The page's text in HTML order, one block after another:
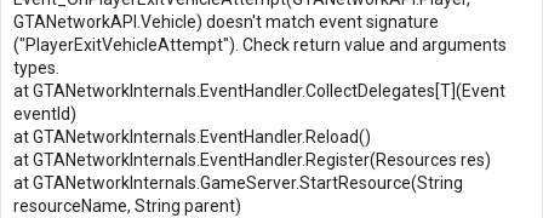
GTANetworkAPI.Vehicle) doesn't match event signature
("PlayerExitVehicleAttempt"). Check return value and arguments
types.
at GTANetworkInternals.EventHandler.CollectDelegates[T](Event
eventId)
at GTANetworkInternals.EventHandler.Reload()
at GTANetworkInternals.EventHandler.Register(Resources res)
at GTANetworkInternals.GameServer.StartResource(String
resourceName, String parent)